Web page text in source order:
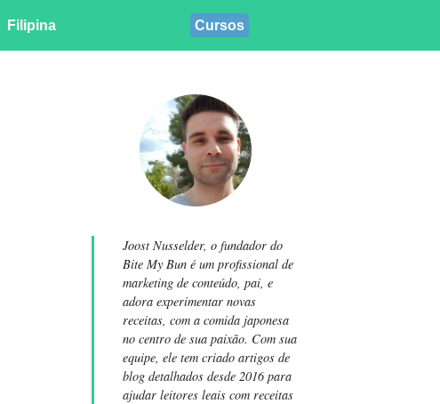
Filipina Cursos
Joost Nusselder, o fundador do
Bite My Bun é um profissional de
marketing de conteúdo, pai, e
adora experimentar novas
receitas, com a comida japonesa
no centro de sua paixão. Com sua
equipe, ele tem criado artigos de
blog detalhados desde 2016 para
ajudar leitores leais com receitas